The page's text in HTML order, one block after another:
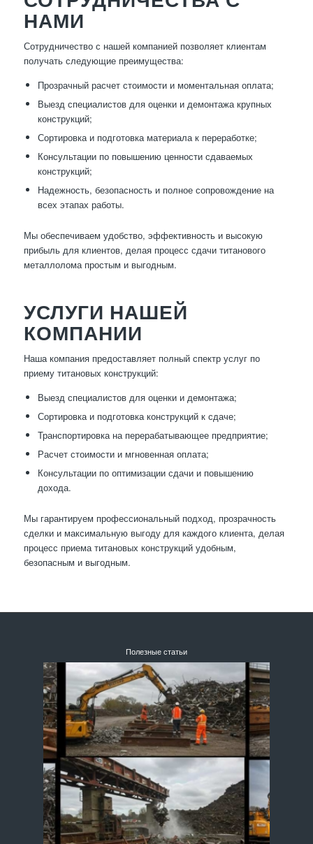
НАМИ
Сотрудничество с нашей компанией позволяет клиентам
получать следующие преимущества:
Прозрачный расчет стоимости и моментальная оплата;
Выезд специалистов для оценки и демонтажа крупных
конструкций;
Сортировка и подготовка материала к переработке;
Консультации по повышению ценности сдаваемых
конструкций;
Надежность, безопасность и полное сопровождение на
всех этапах работы.
Мы обеспечиваем удобство, эффективность и высокую
прибыль для клиентов, делая процесс сдачи титанового
металлолома простым и выгодным.
УСЛУГИ НАШЕЙ
КОМПАНИИ
Наша компания предоставляет полный спектр услуг по
приему титановых конструкций:
Выезд специалистов для оценки и демонтажа;
Сортировка и подготовка конструкций к сдаче;
Транспортировка на перерабатывающее предприятие;
Расчет стоимости и мгновенная оплата;
Консультации по оптимизации сдачи и повышению
дохода.
Мы гарантируем профессиональный подход, прозрачность
сделки и максимальную выгоду для каждого клиента, делая
процесс приема титановых конструкций удобным,
безопасным и выгодным.
Полезные статьи